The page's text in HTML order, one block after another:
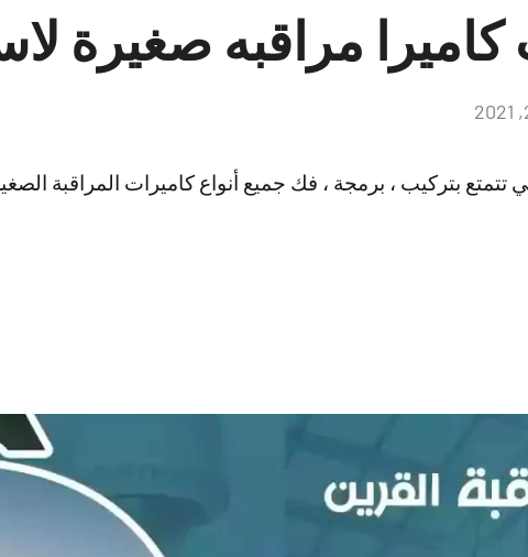
مراقبه صغيرة
تعليقات
تتمتع بتركيب ، برمجة ، فك جميع أنواع كاميرات المراقبة